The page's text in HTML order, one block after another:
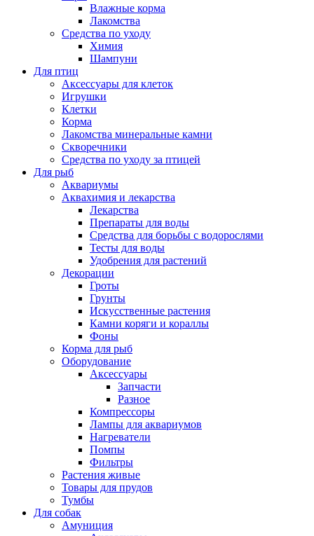
Влажные корма
Лакомства
Средства по уходу
Химия
Шампуни
Для птиц
Аксессуары для клеток
Игрушки
Клетки
Корма
Лакомства минеральные камни
Скворечники
Средства по уходу за птицей
Для рыб
Аквариумы
Аквахимия и лекарства
Лекарства
Препараты для воды
Средства для борьбы с водорослями
Тесты для воды
Удобрения для растений
Декорации
Гроты
Грунты
Искусственные растения
Камни коряги и кораллы
Фоны
Корма для рыб
Оборудование
Аксессуары
Запчасти
Разное
Компрессоры
Лампы для аквариумов
Нагреватели
Помпы
Фильтры
Растения живые
Товары для прудов
Тумбы
Для собак
Амуниция